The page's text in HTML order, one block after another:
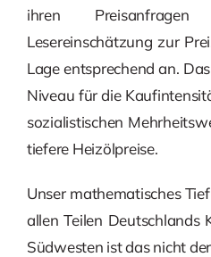
ihren
Lesereinschätzung zur
Lage entsprechend an.
Niveau für die
sozialistischen
tiefere Heizölpreise.
Unser mathematisches
allen Teilen Deutschlands
Südwesten ist das nicht